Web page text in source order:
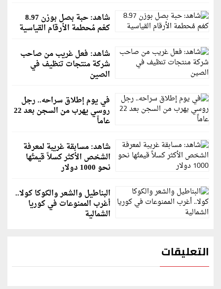
شاهد: حبة بصل بوزن 8.97
كغم مُحطمة الأرقام القياسية
شاهد: فعل غريب من صاحب
شركة منتجات تنظيف في
الصين
في يوم إطلاق سراحه.. رجل
روسي يهرب من السجن بعد 22
عاماً
شاهد: مسابقة غريبة لمعرفة
الشخص الأكثر كسلاً قيمتُها
نحو 1000 دولار
البناطيل والشعر والكوكا كولا..
أغرب الممنوعات في كوريا
الشمالية
التعليقات